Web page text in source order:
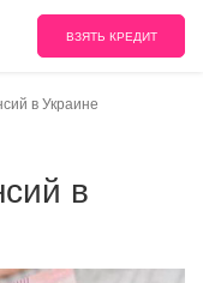
ВЗЯТЬ КРЕДИТ
в Украине